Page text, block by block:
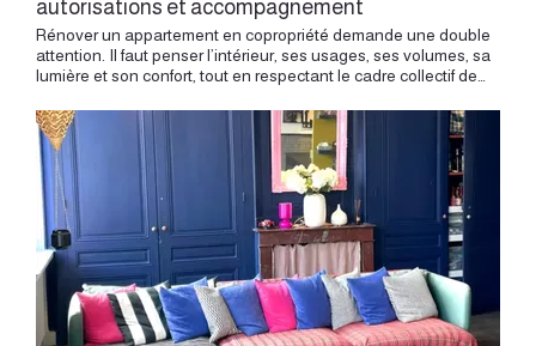
autorisations et accompagnement
Rénover un appartement en copropriété demande une double attention. Il faut penser l’intérieur, ses usages, ses volumes, sa lumière et son confort, tout en respectant le cadre collectif de l’immeuble. Un appartement appartient à un lieu plus vaste : une façade, une structure, des planchers, des réseaux, des parties communes, une cage d’escalier, une cour, un règlement, des voisins, une histoire partagée. À Lyon, cette dimension prend une importance particulière dans les immeubles anciens, les appartements canuts, les logements haussmanniens, les immeubles de rapport, les résidences des années 1970 ou les bâtiments contemporains. Un projet de rénovation réussi commence donc par une lecture globale. Avant le chantier, il faut comprendre ce qui relève de l’appartement, ce qui concerne l’immeuble, ce qui demande une autorisation et ce qui mérite une anticipation précise. L’architecture intérieure permet de transformer un lieu avec créativité, tout en inscrivant le projet dans un cadre clair, respectueux et maîtrisé. Comprendre la copropriété avant de transformer La copropriété organise la vie d’un immeuble partagé. Chaque propriétaire possède des parties privatives, comme son appartement, sa cave ou certains espaces réservés à son usage. L’immeuble comprend aussi des parties communes : structure, façade, toiture, escaliers, gaines, réseaux collectifs, cours, halls, planchers porteurs ou équipements partagés selon les cas. Cette distinction influence directement le projet de rénovation. Repeindre un mur intérieur, changer un sol, aménager une cuisine, intégrer des rangements ou repenser une pièce concerne généralement l’espace privatif. Ouvrir un mur porteur, modifier une fenêtre, intervenir sur une gaine technique, toucher à une évacuation collective, changer l’aspect extérieur ou modifier un élément lié à la structure concerne l’immeuble dans son ensemble. Une rénovation complète en copropriété doit intégrer les règles du bâtiment, les parties communes et les contraintes techniques. Le projet doit donc identifier cette frontière dès le départ. Cette lecture permet d’avancer avec méthode, d’éviter les décisions précipitées et de construire une rénovation cohérente avec le lieu. Le règlement de copropriété : un document à lire dès le début Le règlement de copropriété constitue un document essentiel avant d’engager une rénovation. Il précise la destination de l’immeuble, la répartition entre parties privatives et parties communes, les usages autorisés, les règles de vie, les contraintes liées aux travaux, aux menuiseries, aux sols, aux réseaux ou aux équipements visibles depuis l’extérieur. Dans un projet d’architecture intérieure, ce document donne des indications précieuses. Il peut concerner les horaires de travaux, les conditions d’accès au chantier, la protection des parties communes, les modifications possibles sur les fenêtres, les règles liées aux conduits, aux balcons, aux terrasses ou aux espaces communs à usage privatif. Cette lecture permet de cadrer le projet avant la phase de conception avancée. Elle aide à distinguer les intentions facilement réalisables, les interventions à préciser et les points à soumettre à la copropriété. Un projet bien préparé s’appuie toujours sur une compréhension fine du cadre existant. Les travaux intérieurs courants Certains travaux restent généralement dans le champ privatif. C’est le cas d’une mise en peinture, d’un changement de revêtement intérieur, d’un agencement sur mesure, d’une bibliothèque, d’un dressing, d’une tête de lit, d’un meuble d’entrée, d’une cuisine intégrée ou d’un aménagement de pièce, dès lors que ces interventions respectent le règlement de copropriété, les réseaux et la structure. Ces travaux peuvent déjà transformer profondément un appartement. Un plan plus fluide, des rangements bien dessinés, une lumière mieux pensée, des matières cohérentes et des couleurs justes changent la perception du lieu. La qualité d’une rénovation se joue souvent dans ces choix intérieurs. Même lorsque l’intervention reste dans l’espace privatif, la conception doit tenir compte du contexte de l’immeuble : épaisseur des murs, planchers, acoustique, gaines techniques, ventilation, accès et voisinage. L’appartement se transforme avec précision lorsqu’il reste relié à son bâti. Les travaux qui demandent une autorisation Certains travaux nécessitent une autorisation en assemblée générale de copropriété. C’est généralement le cas lorsqu’un projet touche aux parties communes, à la structure de l’immeuble ou à son aspect extérieur. L’ouverture d’un mur porteur, la création d’une trémie, la modification d’une gaine collective, le déplacement d’un réseau commun, le changement d’une fenêtre visible en façade, l’installation d’une évacuation en façade, une intervention sur un balcon ou une terrasse peuvent entrer dans ce cadre. Ces sujets demandent une préparation sérieuse. Il faut documenter l’intervention, expliquer son intérêt, préciser son impact, fournir les plans nécessaires et, selon la nature des travaux, solliciter les avis techniques adaptés. La copropriété a besoin de comprendre le projet pour se prononcer dans de bonnes conditions. Un dossier clair facilite les échanges avec le syndic, le conseil syndical et les copropriétaires. La rénovation d’un appartement haussmannien demande de respecter l’immeuble tout en adaptant le lieu aux usages actuels. L’assemblée générale : un temps à anticiper L’assemblée générale constitue le moment où certaines décisions liées à l’immeuble sont votées. Lorsqu’un projet de rénovation demande une autorisation, le sujet doit être inscrit à l’ordre du jour. Cette démarche se prépare en amont avec le syndic, selon les délais propres à la copropriété. Cette temporalité influence le calendrier du projet. Un projet qui touche à un mur porteur, une façade, un réseau commun ou une partie commune demande donc une anticipation plus longue qu’une rénovation strictement intérieure. Il est préférable de construire le dossier avant la date limite d’envoi des demandes au syndic. Le projet gagne ainsi en clarté. Plans, descriptif des travaux, localisation, principes techniques, intervention d’un bureau d’études ou avis d’entreprise spécialisée peuvent accompagner la demande. L’objectif est de présenter un projet sérieux, lisible et respectueux de l’immeuble. Les murs porteurs et la structure Les murs porteurs représentent l’un des sujets les plus sensibles en rénovation d’appartement. Ouvrir une cuisine sur un séjour, agrandir une pièce de vie, créer une perspective ou modifier une distribution peut parfois impliquer un mur lié à la structure. Dans ce cas, le projet dépasse le simple aménagement intérieur. Il concerne la stabilité de l’immeuble, les planchers, les charges, les appuis et la sécurité collective. Une approche rigoureuse s’impose. L’intervention peut demander l’avis d’un bureau d’études structure, des plans précis, une méthodologie d’exécution et une autorisation de copropriété. Cette contrainte peut devenir une opportunité de projet. Une ouverture bien pensée peut cadrer une vue, faire circuler la lumière, relier deux espaces et donner une nouvelle respiration à l’appartement. Le geste architectural reste alors maîtrisé, mesuré et parfaitement intégré. Les fenêtres, façades et éléments visibles Les éléments visibles depuis l’extérieur appartiennent souvent à l’image collective de l’immeuble. Fenêtres, volets, garde-corps, stores, climatiseurs, évacuations, menuiseries extérieures ou changements de teinte peuvent concerner l’aspect de la façade. Dans un appartement lyonnais, cette question peut être particulièrement importante dans les immeubles anciens, les façades patrimoniales, les bâtiments situés dans des secteurs protégés ou les copropriétés très encadrées. Le projet doit alors respecter l’harmonie de l’immeuble. Remplacer une fenêtre, améliorer le confort thermique, intégrer une occultation ou travailler l’acoustique demande une réflexion attentive. L’enjeu consiste à améliorer le confort intérieur tout en conservant la cohérence extérieure du bâtiment. Le dessin intérieur et l’image de la façade dialoguent alors dans un même projet. Les réseaux, gaines et pièces d’eau Cuisine, salle de bains, buanderie, WC et ventilation demandent une attention particulière en copropriété. Ces pièces sont liées aux arrivées d’eau, aux évacuations, aux gaines techniques, aux ventilations et parfois aux conduits collectifs. Déplacer une salle de bains ou créer une nouvelle pièce d’eau peut modifier fortement le projet. Il faut comprendre les pentes d’évacuation, les passages possibles, les hauteurs disponibles, les gaines existantes et les contraintes acoustiques. Un projet soumis à de fortes contraintes techniques montre l’intérêt d’un cadre clair dès la conception. Dans un appartement ancien, ces sujets orientent souvent le plan. Une salle de bains peut trouver sa place près d’une gaine. Une cuisine peut s’ouvrir sur le séjour tout en conservant une logique technique. Une buanderie peut s’intégrer dans un meuble sur mesure. Une ventilation peut être traitée avec discrétion. Le confort quotidien dépend beaucoup de ces décisions invisibles. Les sols et l’acoustique En copropriété, le sol concerne aussi la relation avec les voisins. Changer un revêtement peut modifier l’acoustique d’un appartement. Un parquet, un carrelage, une chape, une sous-couche ou un sol souple produisent des effets différents sur le confort sonore. Cette question mérite une attention particulière dans les immeubles anciens, les planchers bois ou les logements situés au-dessus d’un autre appartement. Le choix du sol doit donc associer esthétique, usage et confort acoustique. Un parquet peut apporter chaleur et continuité. Une sous-couche adaptée peut améliorer le confort. Un tapis peut adoucir une pièce. Une matière plus minérale peut structurer une salle de bains ou une cuisine. Le projet doit trouver le bon équilibre entre ambiance intérieure et respect du cadre collectif. L’acou